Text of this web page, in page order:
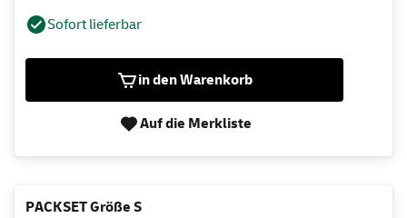
Sofort lieferbar
in den Warenkorb
Auf die Merkliste
PACKSET Größe S